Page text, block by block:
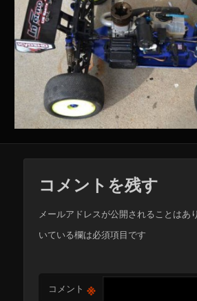
コメントを残す
メールアドレスが公開されることはあ
いている欄は必須項目です
コメント ※